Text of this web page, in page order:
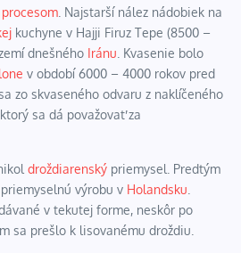
. Najstarší nález nádobiek na
kuchyne v Hajji Firuz Tepe (8500 –
dnešného Iránu Kvasenie bolo
v období 6000 – 4000 rokov pred
zo skvaseného odvaru z naklíčeného
sa dá považovať za
droždiarenský priemysel . Predtým
výrobu v Holandsku
v tekutej forme, neskôr po
sa prešlo k lisovanému droždiu.